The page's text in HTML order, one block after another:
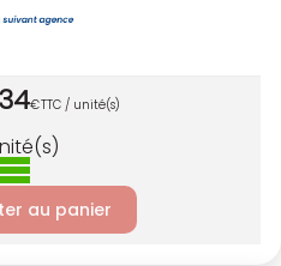
34€TTC / unité(s)
au panier